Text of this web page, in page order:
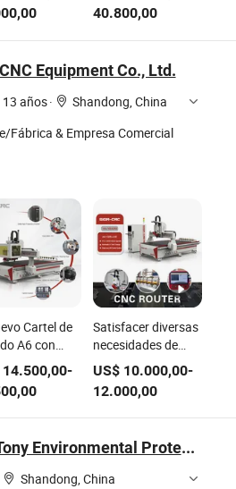
Hicas 40-
H/4
de
de
de Palets
Automática de
Madera
Contrachapada
Madera, Puertas,
Armarios, Paneles
28.66kw
40.800,00
Equipment Co., Ltd.
13 años·
Shandong, China
Fábrica & Empresa Comercial
Cartel de
A6 con
de Corte y
de
con Spindle
Router
14.500,00-
Satisfacer diversas
necesidades de
procesamiento de
productos A4-
1325-L8-E máquina
de router CNC para
US$ 10.000,00-
12.000,00
Shandong Tony Environmental Protection Sci-Tech Co., Ltd.
Shandong, China